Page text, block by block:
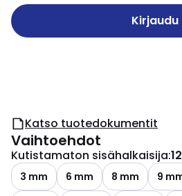
Kirjaudu
Katso tuotedokumentit
Vaihtoehdot
Kutistamaton sisähalkaisija:
3 mm 6 mm 8 mm 9